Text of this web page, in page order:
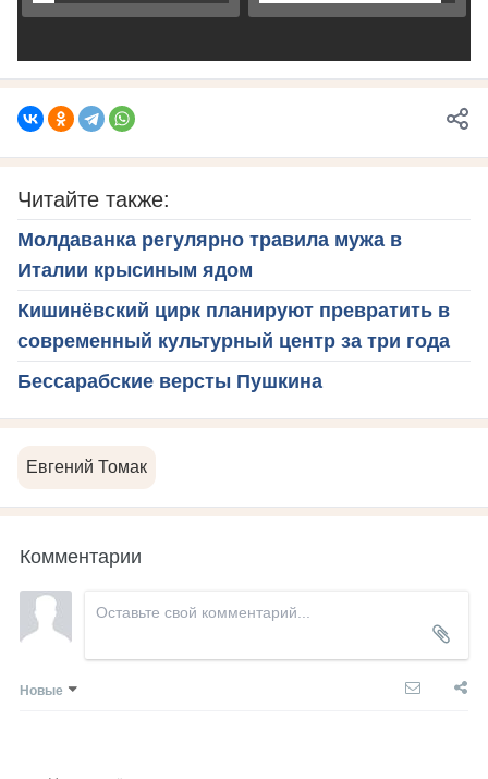
Читайте также:
Молдаванка регулярно травила мужа в
Италии крысиным ядом
Кишинёвский цирк планируют превратить в
современный культурный центр за три года
Бессарабские версты Пушкина
Евгений Томак
Комментарии
Новые